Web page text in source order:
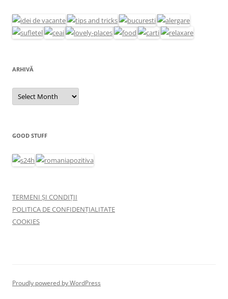
ARHIVĂ
Arhivă
GOOD STUFF
TERMENI ȘI CONDIȚII
POLITICA DE CONFIDENȚIALITATE
COOKIES
Proudly powered by WordPress